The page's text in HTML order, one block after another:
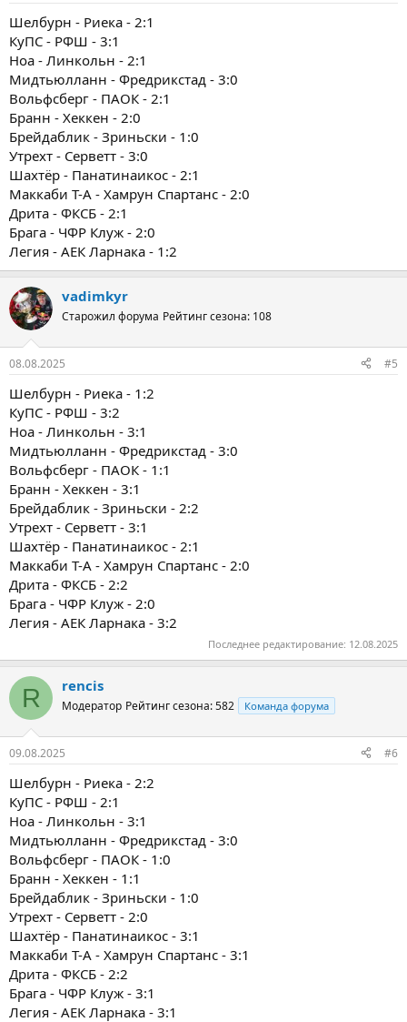
Шелбурн - Риека - 2:1
КуПС - РФШ - 3:1
Ноа - Линкольн - 2:1
Мидтьюлланн - Фредрикстад - 3:0
Вольфсберг - ПАОК - 2:1
Бранн - Хеккен - 2:0
Брейдаблик - Зриньски - 1:0
Утрехт - Серветт - 3:0
Шахтёр - Панатинаикос - 2:1
Маккаби Т-А - Хамрун Спартанс - 2:0
Дрита - ФКСБ - 2:1
Брага - ЧФР Клуж - 2:0
Легия - АЕК Ларнака - 1:2
vadimkyr
Старожил форума Рейтинг сезона: 108
08.08.2025 #5
Шелбурн - Риека - 1:2
КуПС - РФШ - 3:2
Ноа - Линкольн - 3:1
Мидтьюлланн - Фредрикстад - 3:0
Вольфсберг - ПАОК - 1:1
Бранн - Хеккен - 3:1
Брейдаблик - Зриньски - 2:2
Утрехт - Серветт - 3:1
Шахтёр - Панатинаикос - 2:1
Маккаби Т-А - Хамрун Спартанс - 2:0
Дрита - ФКСБ - 2:2
Брага - ЧФР Клуж - 2:0
Легия - АЕК Ларнака - 3:2
Последнее редактирование: 12.08.2025
R rencis
Модератор Рейтинг сезона: 582 Команда форума
09.08.2025 #6
Шелбурн - Риека - 2:2
КуПС - РФШ - 2:1
Ноа - Линкольн - 3:1
Мидтьюлланн - Фредрикстад - 3:0
Вольфсберг - ПАОК - 1:0
Бранн - Хеккен - 1:1
Брейдаблик - Зриньски - 1:0
Утрехт - Серветт - 2:0
Шахтёр - Панатинаикос - 3:1
Маккаби Т-А - Хамрун Спартанс - 3:1
Дрита - ФКСБ - 2:2
Брага - ЧФР Клуж - 3:1
Легия - АЕК Ларнака - 3:1